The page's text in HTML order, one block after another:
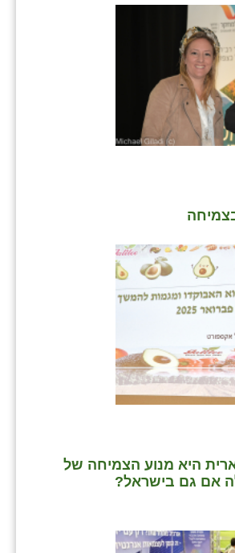
היא מנוע הצמיחה של
אם גם בישראל?